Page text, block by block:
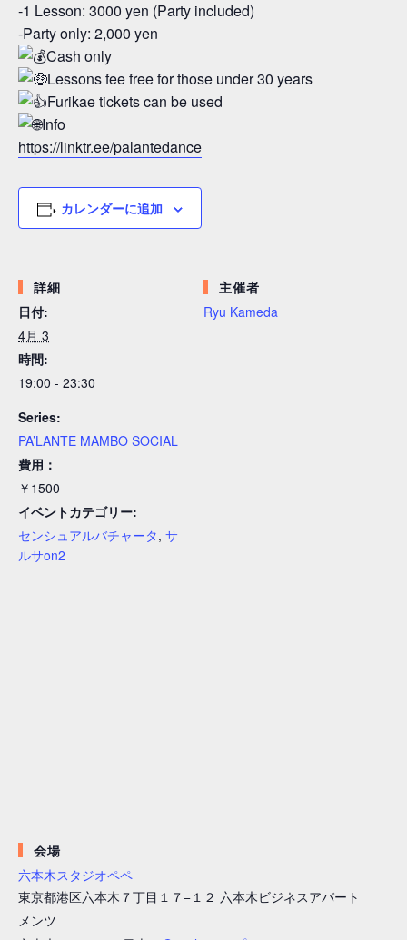
-1 Lesson: 3000 yen (Party included)
-Party only: 2,000 yen
Cash only
Lessons fee free for those under 30 years
Furikae tickets can be used
Info
https://linktr.ee/palantedance
カレンダーに追加
詳細
日付:
4月 3
時間:
19:00 - 23:30
Series:
PA’LANTE MAMBO SOCIAL
費用：
￥1500
イベントカテゴリー:
センシュアルバチャータ, サ
ルサon2
主催者
Ryu Kameda
会場
六本木スタジオペペ
東京都港区六本木７丁目１７−１２ 六本木ビジネスアパート
メンツ